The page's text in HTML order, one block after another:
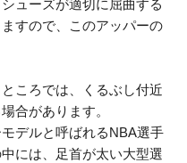
ューズが適切に屈曲する
すので、このアッパーの
ころでは、くるぶし付近
合があります。
デルと呼ばれるNBA選手
には、足首が太い大型選